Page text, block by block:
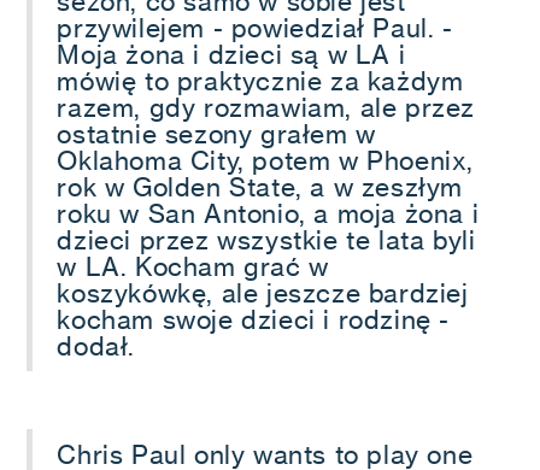
przywilejem - powiedział Paul. -
Moja żona i dzieci są w LA i
mówię to praktycznie za każdym
razem, gdy rozmawiam, ale przez
ostatnie sezony grałem w
Oklahoma City, potem w Phoenix,
rok w Golden State, a w zeszłym
roku w San Antonio, a moja żona i
dzieci przez wszystkie te lata byli
w LA. Kocham grać w
koszykówkę, ale jeszcze bardziej
kocham swoje dzieci i rodzinę -
dodał.
Chris Paul only wants to play one